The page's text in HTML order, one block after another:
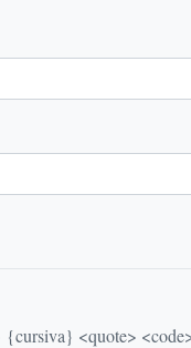
<quote> <code> y el